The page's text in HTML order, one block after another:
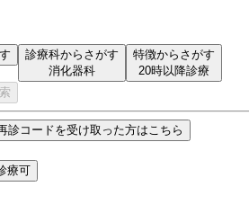
診療科からさがす
消化器科
特徴からさがす
20時以降診療
診コードを受け取った方はこちら
療可